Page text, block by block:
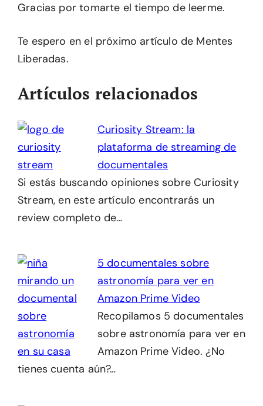
Gracias por tomarte el tiempo de leerme.
Te espero en el próximo artículo de Mentes
Liberadas.
Artículos relacionados
Curiosity Stream: la
plataforma de streaming de
documentales
Si estás buscando opiniones sobre Curiosity
Stream, en este artículo encontrarás un
review completo de…
5 documentales sobre
astronomía para ver en
Amazon Prime Video
Recopilamos 5 documentales
sobre astronomía para ver en
Amazon Prime Video. ¿No
tienes cuenta aún?…